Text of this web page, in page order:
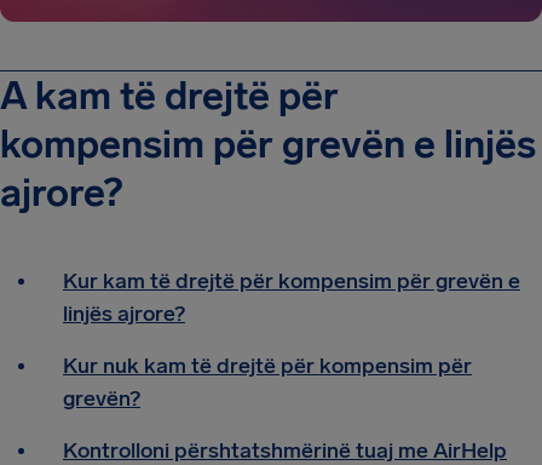
A kam të drejtë për
kompensim për grevën e linjës
ajrore?
Kur kam të drejtë për kompensim për grevën e
linjës ajrore?
Kur nuk kam të drejtë për kompensim për
grevën?
Kontrolloni përshtatshmërinë tuaj me AirHelp